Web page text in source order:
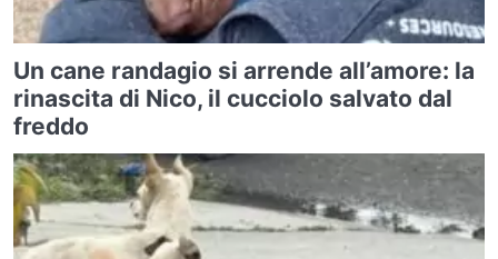
Un cane randagio si arrende all’amore: la
rinascita di Nico, il cucciolo salvato dal
freddo